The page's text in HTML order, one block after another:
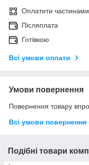
Оплатити частинами
Післяплата
Готівкою
Всі умови оплати
Умови повернення
Повернення товару
Всі умови повернення
Подібні товари